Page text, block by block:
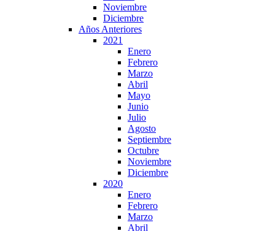
Noviembre
Diciembre
Años Anteriores
2021
Enero
Febrero
Marzo
Abril
Mayo
Junio
Julio
Agosto
Septiembre
Octubre
Noviembre
Diciembre
2020
Enero
Febrero
Marzo
Abril